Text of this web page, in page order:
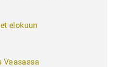
elokuun
Vaasassa